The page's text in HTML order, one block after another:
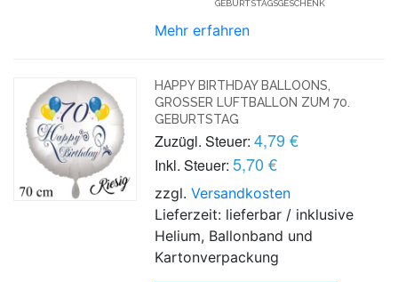
GEBURTSTAGSGESCHENK
Mehr erfahren
HAPPY BIRTHDAY BALLOONS,
GROSSER LUFTBALLON ZUM 70. G
EBURTSTAG
Zuzügl. Steuer: 4,79 €
Inkl. Steuer: 5,70 €
zzgl.Versandkosten
Lieferzeit: lieferbar / inklusive
Helium, Ballonband und
Kartonverpackung